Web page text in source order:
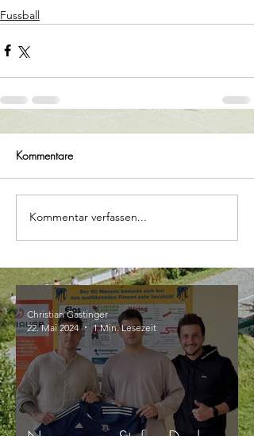
Fussball
Kommentare
Kommentar verfassen...
Christian Gastinger
22. Mai 2024
1 Min. Lesezeit